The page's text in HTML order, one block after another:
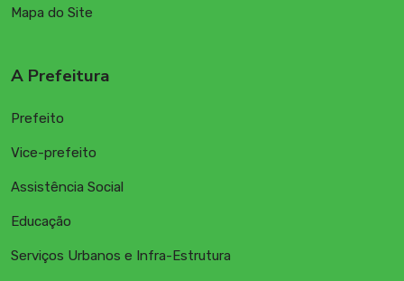
Mapa do Site
A Prefeitura
Prefeito
Vice-prefeito
Assistência Social
Educação
Serviços Urbanos e Infra-Estrutura